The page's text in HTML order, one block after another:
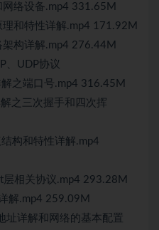
络设备.mp4 331.65M
和特性详解.mp4 171.92M
构详解.mp4 276.44M
、UDP协议
解之端口号.mp4 316.45M
之三次握手和四次挥
构和特性详解.mp4
层相关协议.mp4 293.28M
解.mp4 259.09M
址详解和网络的基本配置